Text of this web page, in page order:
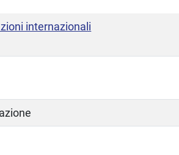
internazionali